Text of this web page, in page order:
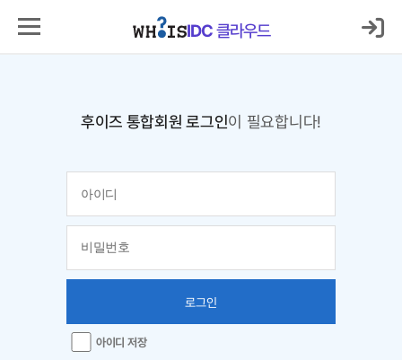
IDC클라우드
후이즈 통합회원 로그인이 필요합니다!
로그인
아이디 저장